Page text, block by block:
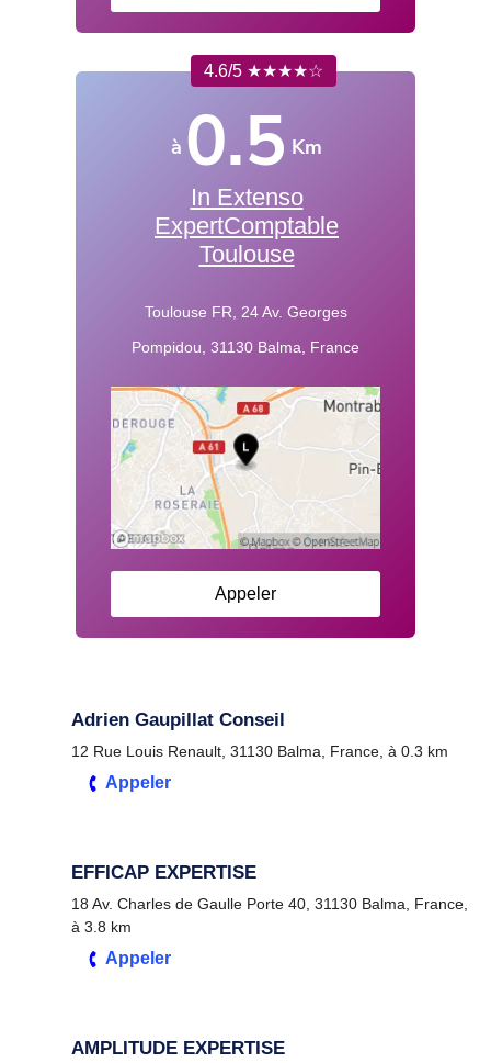
4.6/5 ★★★★☆
à 0.5 Km
In Extenso
ExpertComptable
Toulouse
Toulouse FR, 24 Av. Georges
Pompidou, 31130 Balma, France
Appeler
Adrien Gaupillat Conseil
12 Rue Louis Renault, 31130 Balma, France, à 0.3 km
Appeler
EFFICAP EXPERTISE
18 Av. Charles de Gaulle Porte 40, 31130 Balma, France,
à 3.8 km
Appeler
AMPLITUDE EXPERTISE